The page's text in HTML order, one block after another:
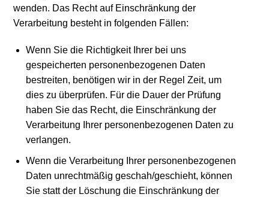
wenden. Das Recht auf Einschränkung der
Verarbeitung besteht in folgenden Fällen:
Wenn Sie die Richtigkeit Ihrer bei uns
gespeicherten personenbezogenen Daten
bestreiten, benötigen wir in der Regel Zeit, um
dies zu überprüfen. Für die Dauer der Prüfung
haben Sie das Recht, die Einschränkung der
Verarbeitung Ihrer personenbezogenen Daten zu
verlangen.
Wenn die Verarbeitung Ihrer personenbezogenen
Daten unrechtmäßig geschah/geschieht, können
Sie statt der Löschung die Einschränkung der